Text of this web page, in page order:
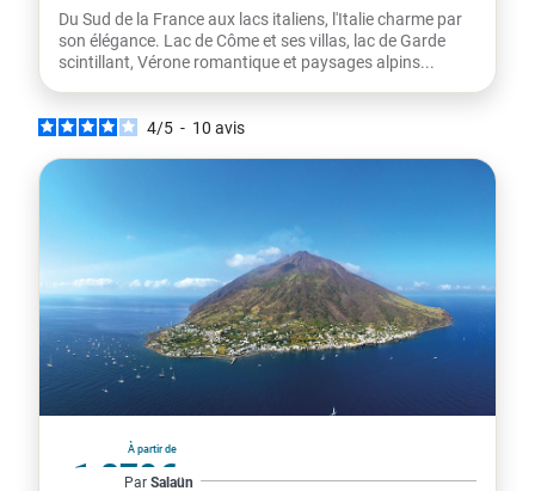
Du Sud de la France aux lacs italiens, l'Italie charme par
son élégance. Lac de Côme et ses villas, lac de Garde
scintillant, Vérone romantique et paysages alpins...
4/5 - 10 avis
À partir de
1 870€
Par Salaün